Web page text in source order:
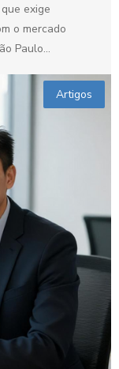
exige
o mercado
Paulo...
Artigos